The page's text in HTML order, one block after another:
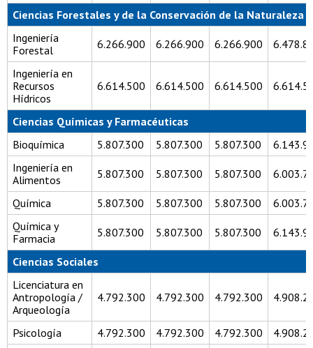
Ciencias Forestales y de la Conservación de la Naturaleza
Ingeniería
Forestal
6.266.900 6.266.900 6.266.900
Ingeniería en
Recursos
Hídricos
6.614.500 6.614.500 6.614.500
Ciencias Químicas y Farmacéuticas
Bioquímica
5.807.300 5.807.300 5.807.300
Ingeniería en
Alimentos
5.807.300 5.807.300 5.807.300
Química 5.807.300 5.807.300 5.807.300
Química y
Farmacia
5.807.300 5.807.300 5.807.300
Ciencias Sociales
Licenciatura en
Antropología /
Arqueología
4.792.300 4.792.300 4.792.300
Psicología 4.792.300 4.792.300 4.792.300